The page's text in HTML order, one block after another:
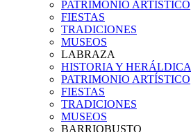
PATRIMONIO ARTÍSTICO
FIESTAS
TRADICIONES
MUSEOS
LABRAZA
HISTORIA Y HERÁLDICA
PATRIMONIO ARTÍSTICO
FIESTAS
TRADICIONES
MUSEOS
BARRIOBUSTO